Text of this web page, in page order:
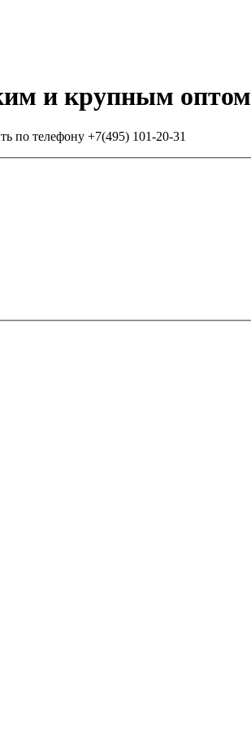
и крупным оптом
по телефону +7(495) 101-20-31